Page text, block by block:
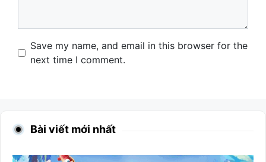
Name
Email
Website
Save my name, and email in this browser for the
next time I comment.
Bài viết mới nhất